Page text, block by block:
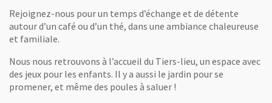
Rejoignez-nous pour un temps d’échange et de détente
autour d’un café ou d’un thé, dans une ambiance chaleureuse
et familiale.
Nous nous retrouvons à l’accueil du Tiers-lieu, un espace avec
des jeux pour les enfants. Il y a aussi le jardin pour se
promener, et même des poules à saluer !